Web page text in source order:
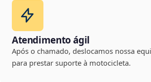
Atendimento ágil
Após o chamado, deslocamos nossa
para prestar suporte à motocicleta.